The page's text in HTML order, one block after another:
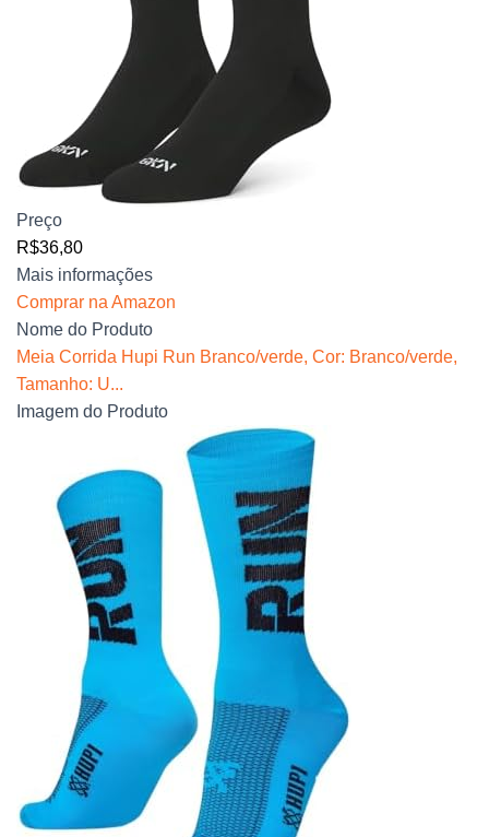
Preço
R$36,80
Mais informações
Comprar na Amazon
Nome do Produto
Meia Corrida Hupi Run Branco/verde, Cor: Branco/verde,
Tamanho: U...
Imagem do Produto